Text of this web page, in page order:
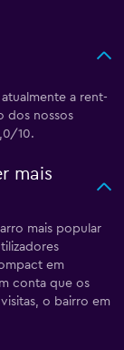
a rent-
dos nossos
10.
mais
mais popular
em
conta que os
o bairro em